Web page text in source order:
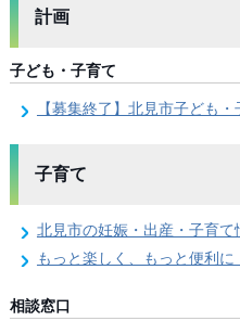
計画
子ども・子育て
【募集終了】北見市子ども・
子育て
北見市の妊娠・出産・子育て
もっと楽しく、もっと便利に
相談窓口